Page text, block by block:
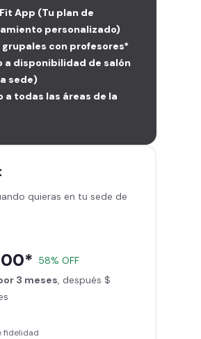
App (Tu plan de
personalizado)
grupales con profesores*
a disponibilidad de salón
sede)
a todas las áreas de la
quieras en tu sede de
58% OFF
3 meses , después $
fidelidad